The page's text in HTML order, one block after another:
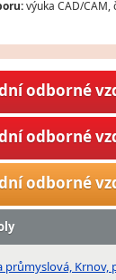
výuka CAD/
odborné
odborné
odborné
průmyslová, Krnov,